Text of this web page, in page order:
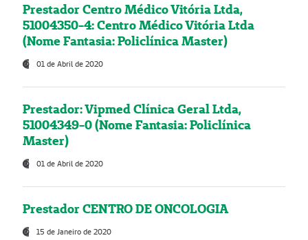
Prestador Centro Médico Vitória Ltda,
51004350-4: Centro Médico Vitória Ltda
(Nome Fantasia: Policlínica Master)
01 de Abril de 2020
Prestador: Vipmed Clínica Geral Ltda,
51004349-0 (Nome Fantasia: Policlínica
Master)
01 de Abril de 2020
Prestador CENTRO DE ONCOLOGIA
15 de Janeiro de 2020